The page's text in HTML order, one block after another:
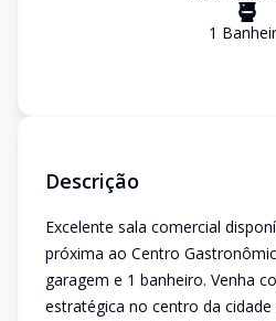
1
Descrição
Excelente sala comercial
próxima ao Centro
garagem e 1 banheiro. Venha
estratégica no centro da